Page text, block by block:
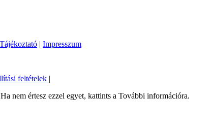
| Impresszum
feltételek |
nem értesz ezzel egyet, kattints a További információra.